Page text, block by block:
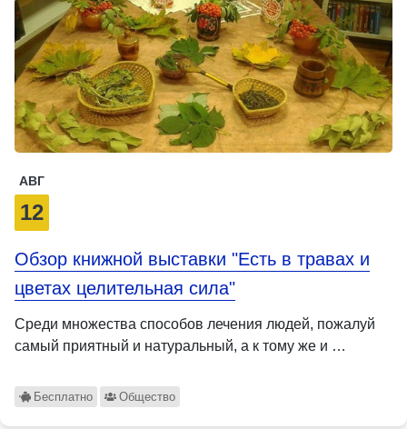
АВГ
12
Обзор книжной выставки "Есть в травах и
цветах целительная сила"
Среди множества способов лечения людей, пожалуй
самый приятный и натуральный, а к тому же и …
Бесплатно Общество